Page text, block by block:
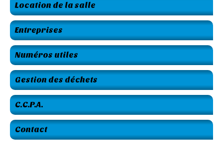
Location de la salle
Entreprises
Numéros utiles
Gestion des déchets
C.C.P.A.
Contact